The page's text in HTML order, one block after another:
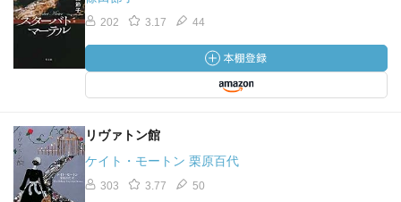
202 3.17 44
リヴァトン館
ケイト・モートン 栗原百代
303 3.77 50